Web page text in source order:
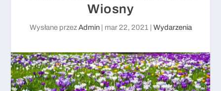
Wiosny
Wysłane przezAdmin| mar 22, 2021 Wydarzenia